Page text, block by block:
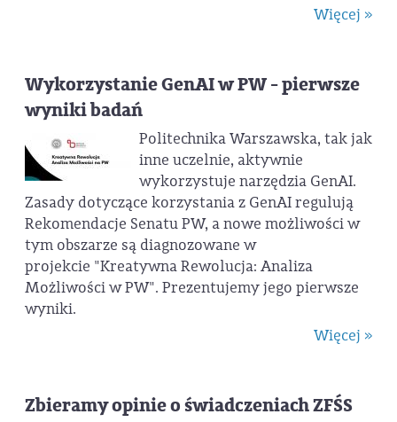
Więcej »
Wykorzystanie GenAI w PW - pierwsze
wyniki badań
Politechnika Warszawska, tak jak
inne uczelnie, aktywnie
wykorzystuje narzędzia GenAI.
Zasady dotyczące korzystania z GenAI regulują
Rekomendacje Senatu PW, a nowe możliwości w
tym obszarze są diagnozowane w
projekcie "Kreatywna Rewolucja: Analiza
Możliwości w PW". Prezentujemy jego pierwsze
wyniki.
Więcej »
Zbieramy opinie o świadczeniach ZFŚS